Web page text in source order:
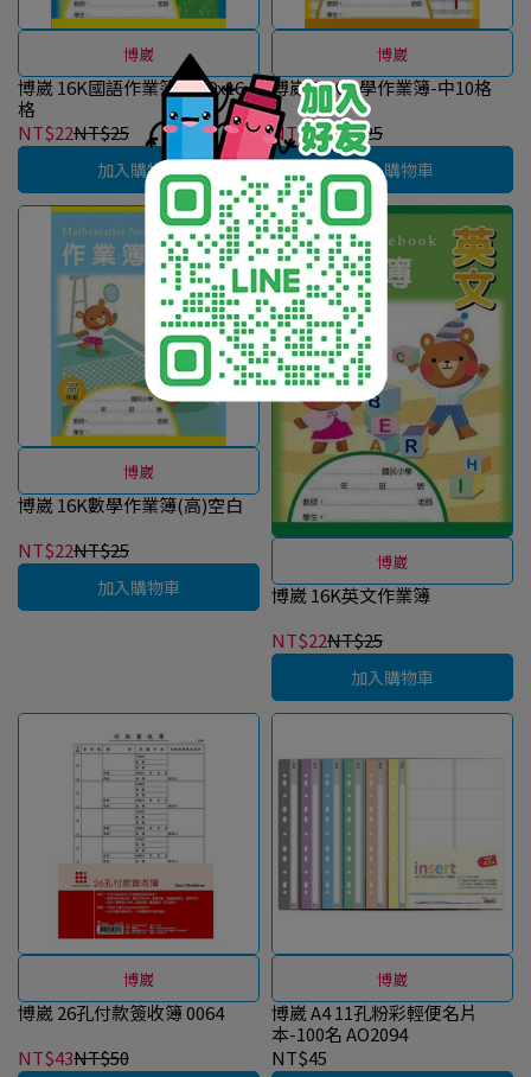
博崴
博崴 16K國語作業簿(高)9x16
格
NT$22NT$25
加入購物車
博崴
博崴 16K數學作業簿-中10格
NT$22NT$25
加入購物車
博崴
博崴 16K數學作業簿(高)空白
NT$22NT$25
加入購物車
博崴
博崴 16K英文作業簿
NT$22NT$25
加入購物車
博崴
博崴 26孔付款簽收簿 0064
NT$43NT$50
博崴
博崴 A4 11孔粉彩輕便名片
本-100名 AO2094
NT$45